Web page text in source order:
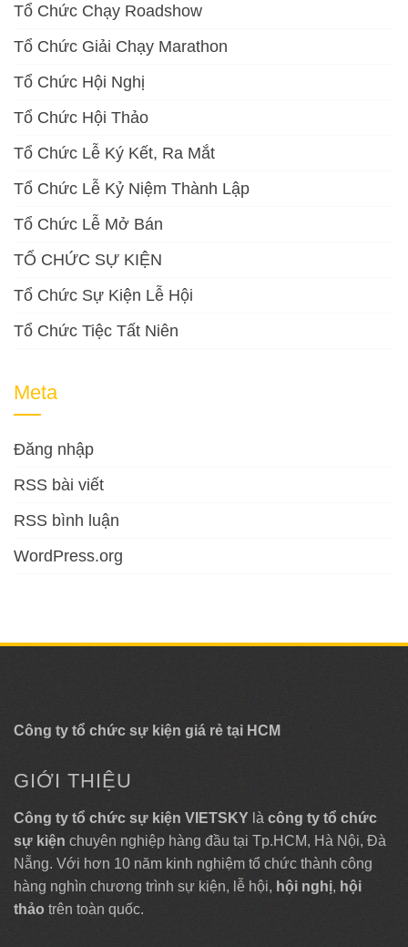
Tổ Chức Chạy Roadshow
Tổ Chức Giải Chạy Marathon
Tổ Chức Hội Nghị
Tổ Chức Hội Thảo
Tổ Chức Lễ Ký Kết, Ra Mắt
Tổ Chức Lễ Kỷ Niệm Thành Lập
Tổ Chức Lễ Mở Bán
TỔ CHỨC SỰ KIỆN
Tổ Chức Sự Kiện Lễ Hội
Tổ Chức Tiệc Tất Niên
Meta
Đăng nhập
RSS bài viết
RSS bình luận
WordPress.org
Công ty tổ chức sự kiện giá rẻ tại HCM
GIỚI THIỆU
Công ty tổ chức sự kiện VIETSKY là công ty tổ chức
sự kiện chuyên nghiệp hàng đầu tại Tp.HCM, Hà Nội, Đà
Nẵng. Với hơn 10 năm kinh nghiệm tổ chức thành công
hàng nghìn chương trình sự kiện, lễ hội, hội nghị, hội
thảo trên toàn quốc.